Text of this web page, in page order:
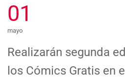
01
mayo
Realizarán segunda
los Cómics Gratis en